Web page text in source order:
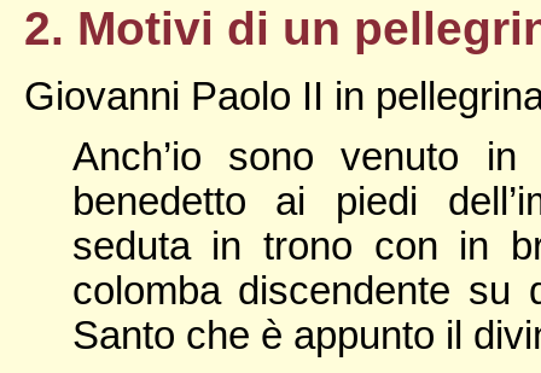
2. Motivi di un
Giovanni Paolo II in
Anch’io sono venuto
benedetto ai piedi
seduta in trono con in
colomba discendente su
Santo che è appunto il